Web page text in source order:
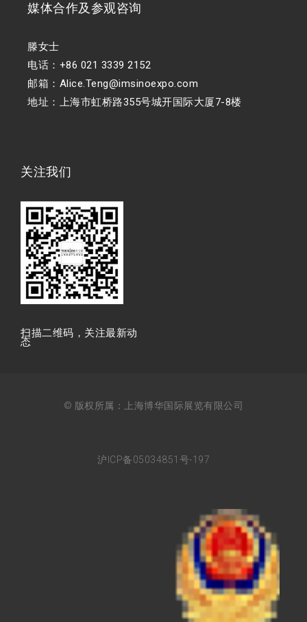
媒体合作及参观咨询
滕女士
电话：+86 021 3339 2152
邮箱：Alice.Teng@imsinoexpo.com
地址：上海市虹桥路355号城开国际大厦7-8楼
关注我们
扫描⼆维码，关注最新动
态
© 版权所属：上海博华国际展览有限公司
沪ICP备05034851号-197